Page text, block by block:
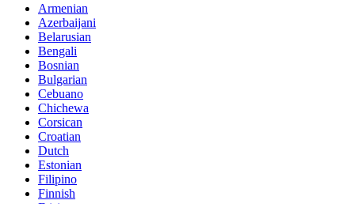
Armenian
Azerbaijani
Belarusian
Bengali
Bosnian
Bulgarian
Cebuano
Chichewa
Corsican
Croatian
Dutch
Estonian
Filipino
Finnish